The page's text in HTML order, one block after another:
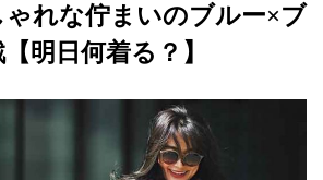
れな佇まいのブルー×ブ
明日何着る？】